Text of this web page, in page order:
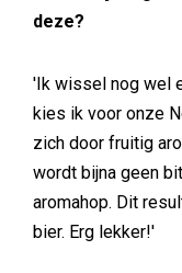
deze?
'Ik wissel nog wel
kies ik voor onze
zich door fruitig
wordt bijna geen
aromahop. Dit
bier. Erg lekker!'